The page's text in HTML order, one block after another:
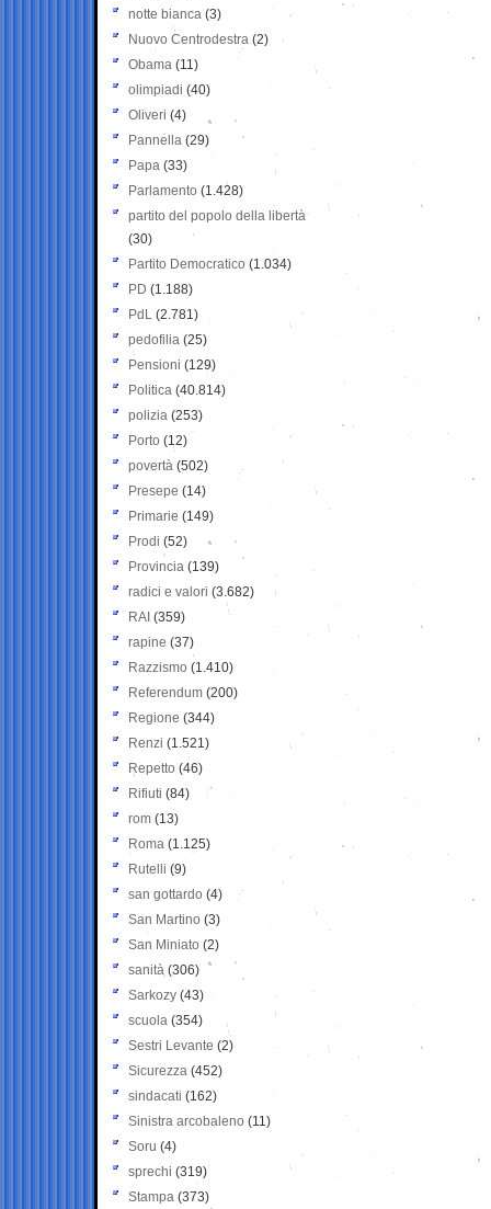
notte bianca (3)
Nuovo Centrodestra (2)
Obama (11)
olimpiadi (40)
Oliveri (4)
Pannella (29)
Papa (33)
Parlamento (1.428)
partito del popolo della libertà
(30)
Partito Democratico (1.034)
PD (1.188)
PdL (2.781)
pedofilia (25)
Pensioni (129)
Politica (40.814)
polizia (253)
Porto (12)
povertà (502)
Presepe (14)
Primarie (149)
Prodi (52)
Provincia (139)
radici e valori (3.682)
RAI (359)
rapine (37)
Razzismo (1.410)
Referendum (200)
Regione (344)
Renzi (1.521)
Repetto (46)
Rifiuti (84)
rom (13)
Roma (1.125)
Rutelli (9)
san gottardo (4)
San Martino (3)
San Miniato (2)
sanità (306)
Sarkozy (43)
scuola (354)
Sestri Levante (2)
Sicurezza (452)
sindacati (162)
Sinistra arcobaleno (11)
Soru (4)
sprechi (319)
Stampa (373)